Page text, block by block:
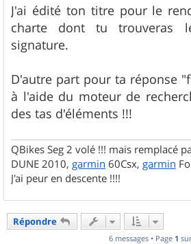
g
e
J'ai édité ton titre pour le
charte dont tu trouveras
signature.
D'autre part pour ta réponse
à l'aide du moteur de
des tas d'éléments !!!
QBikes Seg 2 volé !!! mais remplacé
DUNE 2010, garmin 60Csx, garmin
J'ai peur en descente !!!!
Répondre
6 messages • Page 1